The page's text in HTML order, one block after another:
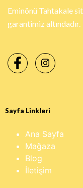
Eminönü Tahtakale
garantimiz altındadır.
Sayfa Linkleri
Ana Sayfa
Mağaza
Blog
İletişim